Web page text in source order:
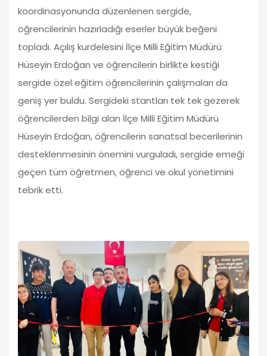
koordinasyonunda düzenlenen sergide,
öğrencilerinin hazırladığı eserler büyük beğeni
topladı. Açılış kurdelesini İlçe Milli Eğitim Müdürü
Hüseyin Erdoğan ve öğrencilerin birlikte kestiği
sergide özel eğitim öğrencilerinin çalışmaları da
geniş yer buldu. Sergideki stantları tek tek gezerek
öğrencilerden bilgi alan İlçe Milli Eğitim Müdürü
Hüseyin Erdoğan, öğrencilerin sanatsal becerilerinin
desteklenmesinin önemini vurguladı, sergide emeği
geçen tüm öğretmen, öğrenci ve okul yönetimini
tebrik etti.